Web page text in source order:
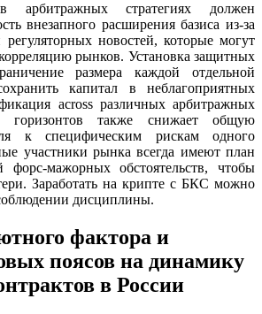
арбитражных стратегиях должен
внезапного расширения базиса из-за
новостей, которые могут
рынков. Установка защитных
размера каждой отдельной
капитал в неблагоприятных
across различных арбитражных
также снижает общую
к специфическим рискам одного
участники рынка всегда имеют план
форс-мажорных обстоятельств, чтобы
Заработать на крипте с БКС можно
дисциплины.
фактора и
поясов на динамику
в России